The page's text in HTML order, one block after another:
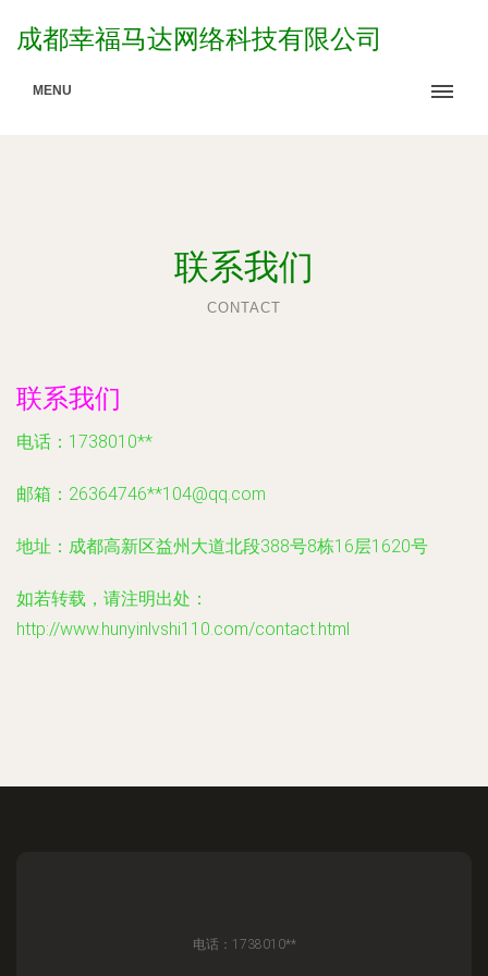
成都幸福马达网络科技有限公司
MENU
联系我们
CONTACT
联系我们
电话：1738010**
邮箱：26364746**104@qq.com
地址：成都高新区益州大道北段388号8栋16层1620号
如若转载，请注明出处：
http://www.hunyinlvshi110.com/contact.html
电话：1738010**